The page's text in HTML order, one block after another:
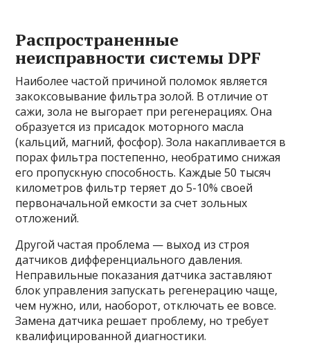
Распространенные
неисправности системы DPF
Наиболее частой причиной поломок является
закоксовывание фильтра золой. В отличие от
сажи, зола не выгорает при регенерациях. Она
образуется из присадок моторного масла
(кальций, магний, фосфор). Зола накапливается в
порах фильтра постепенно, необратимо снижая
его пропускную способность. Каждые 50 тысяч
километров фильтр теряет до 5-10% своей
первоначальной емкости за счет зольных
отложений.
Другой частая проблема — выход из строя
датчиков дифференциального давления.
Неправильные показания датчика заставляют
блок управления запускать регенерацию чаще,
чем нужно, или, наоборот, отключать ее вовсе.
Замена датчика решает проблему, но требует
квалифицированной диагностики.